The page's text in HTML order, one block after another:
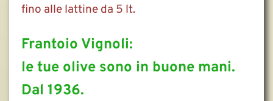
fino alle lattine da 5 lt.
Frantoio Vignoli:
le tue olive sono in buone mani.
Dal 1936.